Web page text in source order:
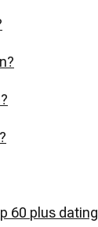
60 plus dating